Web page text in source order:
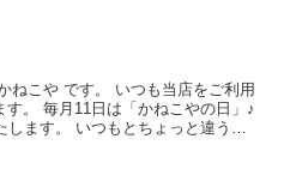
ねこや です。 いつも当店をご利用
。 毎月11日は「かねこやの日」♪
ます。 いつもとちょっと違うお